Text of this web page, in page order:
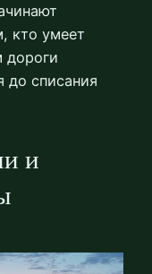
кто умеет
дороги
до списания
и